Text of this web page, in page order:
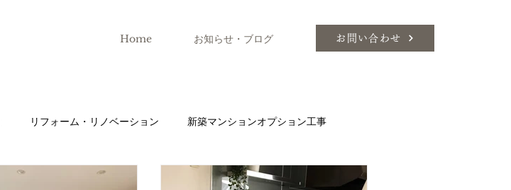
Home お知らせ・ブログ お問い合わせ
リフォーム・リノベーション 新築マンションオプション工事
インテリアコーディネートのこつ エアコン